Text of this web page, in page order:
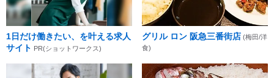
1日だけ働きたい、を叶える求人
サイト PR(ショットワークス)
グリル ロン 阪急三番街店 (梅田/洋
食)